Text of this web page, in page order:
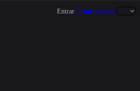
EntrarCriar avatar